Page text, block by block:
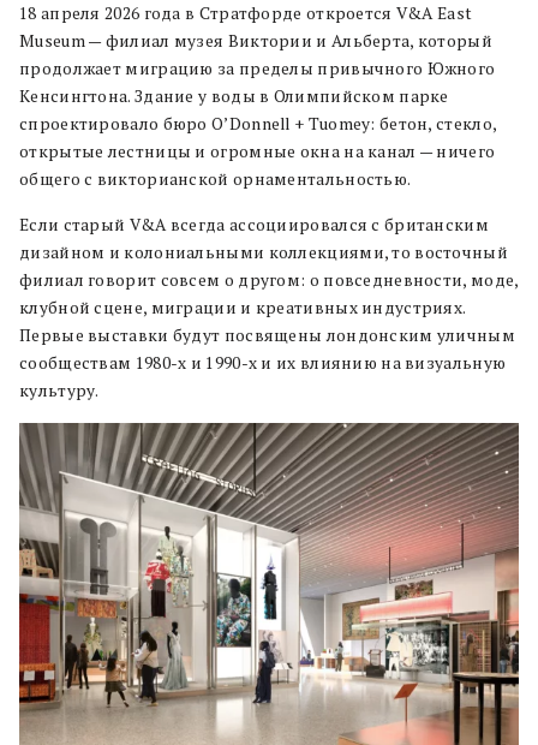
18 апреля 2026 года в Стратфорде откроется V&A East
Museum — филиал музея Виктории и Альберта, который
продолжает миграцию за пределы привычного Южного
Кенсингтона. Здание у воды в Олимпийском парке
спроектировало бюро O’Donnell + Tuomey: бетон, стекло,
открытые лестницы и огромные окна на канал — ничего
общего с викторианской орнаментальностью.
Если старый V&A всегда ассоциировался с британским
дизайном и колониальными коллекциями, то восточный
филиал говорит совсем о другом: о повседневности, моде,
клубной сцене, миграции и креативных индустриях.
Первые выставки будут посвящены лондонским уличным
сообществам 1980-х и 1990-х и их влиянию на визуальную
культуру.